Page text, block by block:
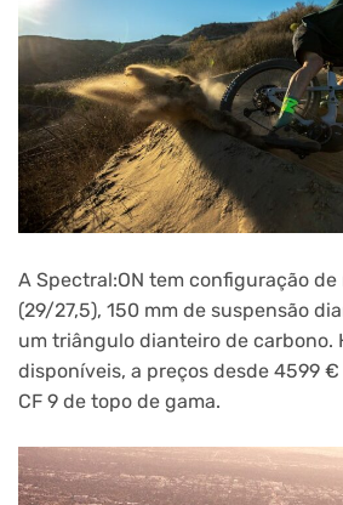
A Spectral:ON tem configuração de
(29/27,5), 150 mm de suspensão
um triângulo dianteiro de carbono.
disponíveis, a preços desde 4599
CF 9 de topo de gama.